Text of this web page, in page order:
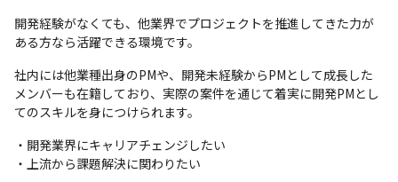
開発経験がなくても、他業界でプロジェクトを推進してきた力が
ある方なら活躍できる環境です。
社内には他業種出身のPMや、開発未経験からPMとして成長した
メンバーも在籍しており、実際の案件を通じて着実に開発PMとし
てのスキルを身につけられます。
・開発業界にキャリアチェンジしたい
・上流から課題解決に関わりたい